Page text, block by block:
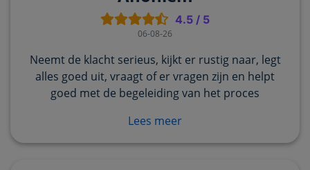
4.5/ 5
06-08-26
Neemt de klacht serieus, kijkt er rustig naar, legt
alles goed uit, vraagt of er vragen zijn en helpt
goed met de begeleiding van het proces
Lees meer